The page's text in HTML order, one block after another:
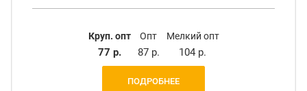
Круп. опт
77 р.
Опт
87 р.
Мелкий опт
104 р.
ПОДРОБНЕЕ